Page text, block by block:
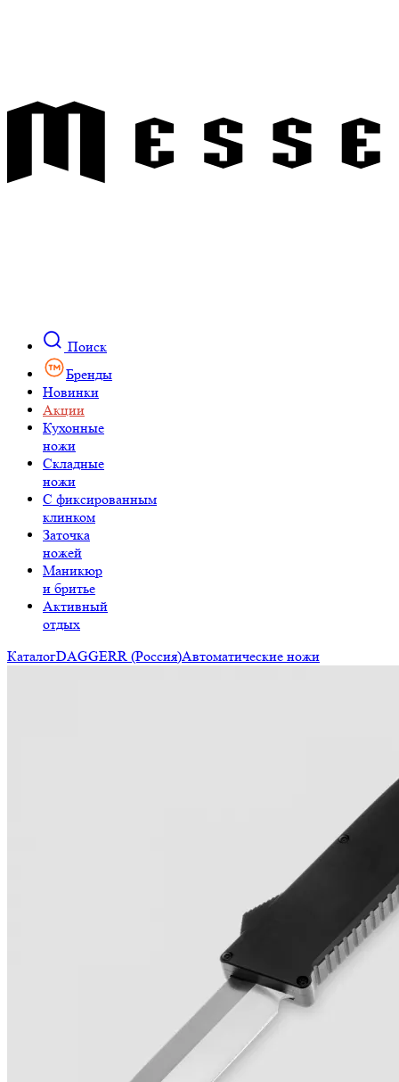
Поиск
Бренды
Новинки
Акции
Кухонные
ножи
Складные
ножи
C фиксированным
клинком
Заточка
ножей
Маникюр
и бритье
Активный
отдых
КаталогDAGGERR (Россия)Автоматические ножи